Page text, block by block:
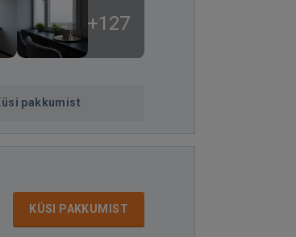
+127
pakkumist
KÜSI PAKKUMIST